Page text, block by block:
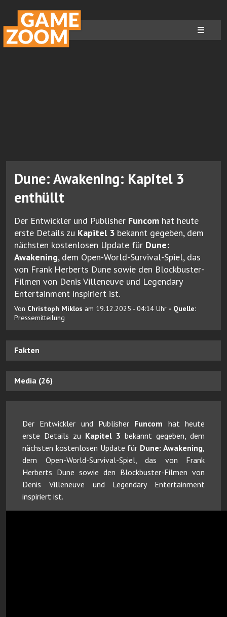
Dune: Awakening: Kapitel 3
enthüllt
Der Entwickler und Publisher Funcom hat heute
erste Details zu Kapitel 3 bekannt gegeben, dem
nächsten kostenlosen Update für Dune:
Awakening, dem Open-World-Survival-Spiel, das
von Frank Herberts Dune sowie den Blockbuster-
Filmen von Denis Villeneuve und Legendary
Entertainment inspiriert ist.
Von Christoph Miklos am 19.12.2025 - 04:14 Uhr - Quelle:
Pressemitteilung
Fakten
Media (26)
Der Entwickler und Publisher Funcom hat heute
erste Details zu Kapitel 3 bekannt gegeben, dem
nächsten kostenlosen Update für Dune: Awakening
dem Open-World-Survival-Spiel, das von Frank
Herberts Dune sowie den Blockbuster-Filmen von
Denis Villeneuve und Legendary Entertainment
inspiriert ist.